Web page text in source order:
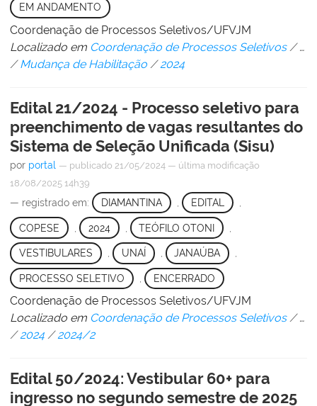
EM ANDAMENTO
Coordenação de Processos Seletivos/UFVJM
Localizado em Coordenação de Processos Seletivos /…
/Mudança de Habilitação /2024
Edital 21/2024 - Processo seletivo para
preenchimento de vagas resultantes do
Sistema de Seleção Unificada (Sisu)
por portal — publicado 21/05/2024 — última modificação
18/08/2025 14h39
— registrado em: DIAMANTINA EDITAL
COPESE 2024 TEÓFILO OTONI
VESTIBULARES , UNAÍ , JANAÚBA ,
PROCESSO SELETIVO ENCERRADO
Coordenação de Processos Seletivos/UFVJM
Localizado em Coordenação de Processos Seletivos /…
/2024 /2024/2
Edital 50/2024: Vestibular 60+ para
ingresso no segundo semestre de 2025